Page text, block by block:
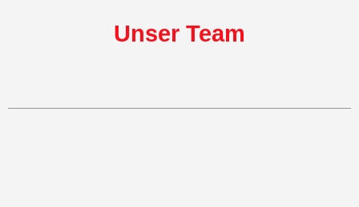
Unser Team